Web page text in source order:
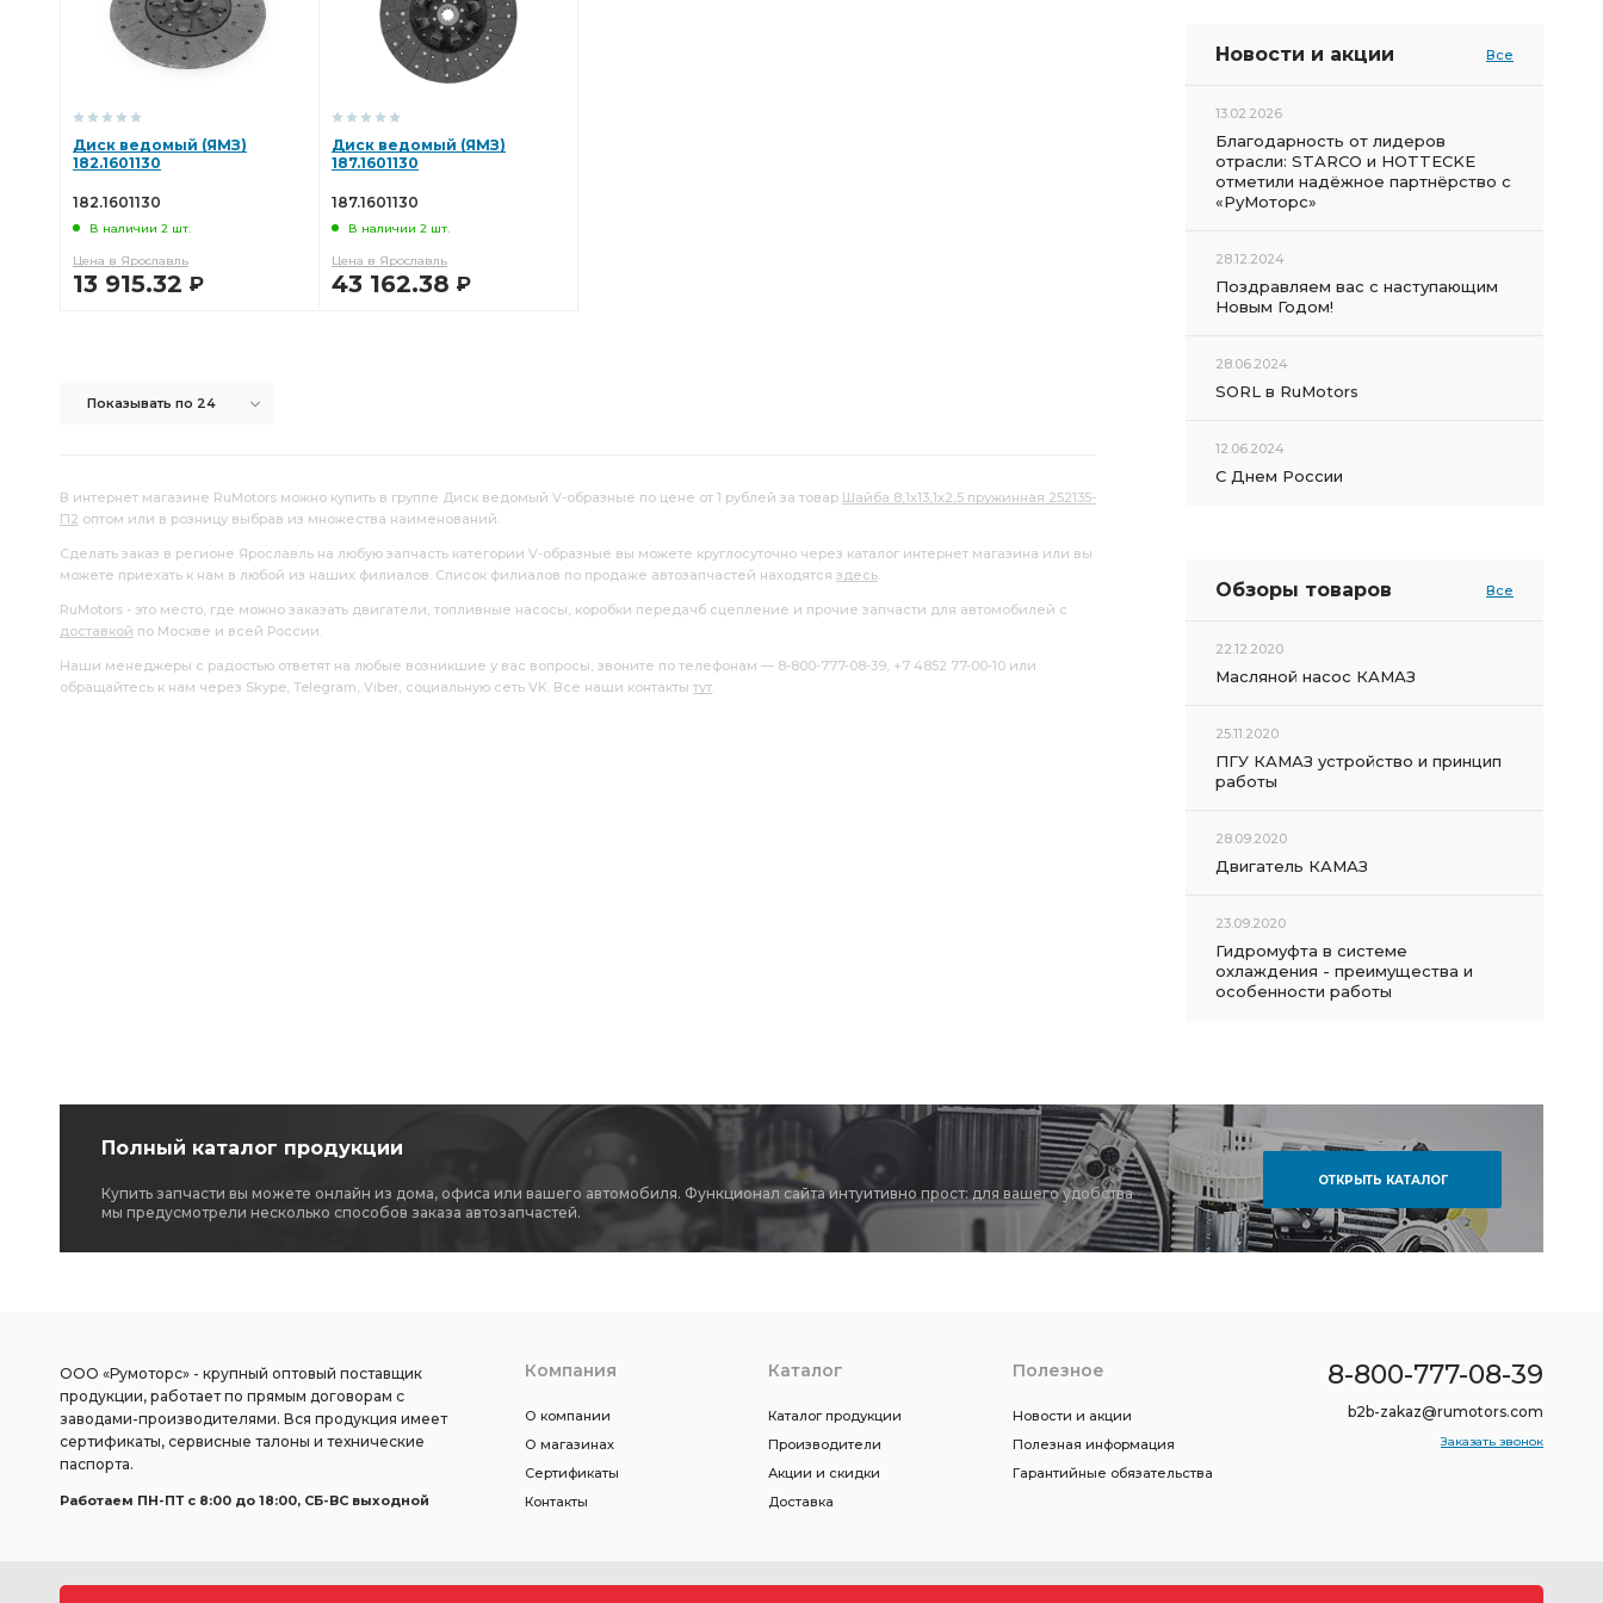
головки блока Насос водяной вала КПП топливная дренажная
Прокладка головки
Диск ведомый (ЯМЗ)
182.1601130
182.1601130
В наличии 2 шт.
Цена в Ярославль
13 915.32 Р
Диск ведомый (ЯМЗ)
187.1601130
187.1601130
В наличии 2 шт.
Цена в Ярославль
43 162.38 Р
Показывать по 24
В интернет магазине RuMotors можно купить в группе Диск ведомый V-образные по цене от 1 рублей за товар Шайба 8,1х13,1х2,5 пружинная 252135-
П2 оптом или в розницу выбрав из множества наименований.
Сделать заказ в регионе Ярославль на любую запчасть категории V-образные вы можете круглосуточно через каталог интернет магазина или вы
можете приехать к нам в любой из наших филиалов. Список филиалов по продаже автозапчастей находятся здесь.
RuMotors - это место, где можно заказать двигатели, топливные насосы, коробки передачб сцепление и прочие запчасти для автомобилей с
доставкой по Москве и всей России.
Наши менеджеры с радостью ответят на любые возникшие у вас вопросы, звоните по телефонам — 8-800-777-08-39, +7 4852 77-00-10 или
обращайтесь к нам через Skype, Telegram, Viber, социальную сеть VK. Все наши контакты тут.
Новости и акции Все
13.02.2026
Благодарность от лидеров
отрасли: STARCO и HOTTECKE
отметили надёжное партнёрство с
«РуМоторс»
28.12.2024
Поздравляем вас с наступающим
Новым Годом!
28.06.2024
SORL в RuMotors
12.06.2024
С Днем России
Обзоры товаров Все
22.12.2020
Масляной насос КАМАЗ
25.11.2020
ПГУ КАМАЗ устройство и принцип
работы
28.09.2020
Двигатель КАМАЗ
23.09.2020
Гидромуфта в системе
охлаждения - преимущества и
особенности работы
Полный каталог продукции
Купить запчасти вы можете онлайн из дома, офиса или вашего автомобиля. Функционал сайта интуитивно прост: для вашего удобства
мы предусмотрели несколько способов заказа автозапчастей.
ОТКРЫТЬ КАТАЛОГ
ООО «Румоторс» - крупный оптовый поставщик
продукции, работает по прямым договорам с
заводами-производителями. Вся продукция имеет
сертификаты, сервисные талоны и технические
паспорта.
Работаем ПН-ПТ c 8:00 до 18:00, СБ-ВС выходной
Компания
О компании
О магазинах
Сертификаты
Контакты
Каталог
Каталог продукции
Производители
Акции и скидки
Доставка
Полезное
Новости и акции
Полезная информация
Гарантийные обязательства
8-800-777-08-39
b2b-zakaz@rumotors.com
Заказать звонок